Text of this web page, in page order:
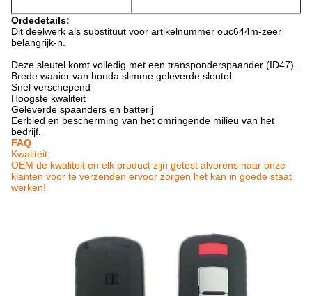
Ordedetails:
Dit deelwerk als substituut voor artikelnummer ouc644m-zeer
belangrijk-n.
Deze sleutel komt volledig met een transponderspaander (ID47).
Brede waaier van honda slimme geleverde sleutel
Snel verschepend
Hoogste kwaliteit
Geleverde spaanders en batterij
Eerbied en bescherming van het omringende milieu van het
bedrijf.
FAQ
Kwaliteit
OEM de kwaliteit en elk product zijn getest alvorens naar onze
klanten voor te verzenden ervoor zorgen het kan in goede staat
werken!